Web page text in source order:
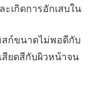
เกิดการอักเสบใน
สก์ขนาดไม่พอดีกับ
สียดสีกับผิวหน้าจน